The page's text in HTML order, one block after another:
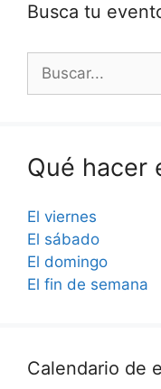
Busca tu
Buscar:
Qué hacer
El viernes
El sábado
El domingo
El fin de semana
Calendario de